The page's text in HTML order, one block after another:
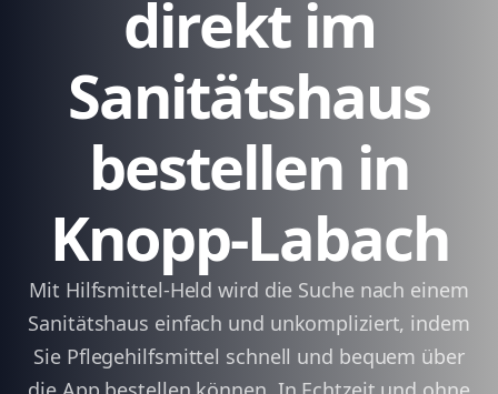
direkt im
Sanitätshaus
bestellen in
Knopp-Labach
Mit Hilfsmittel-Held wird die Suche nach einem
Sanitätshaus einfach und unkompliziert, indem
Sie Pflegehilfsmittel schnell und bequem über